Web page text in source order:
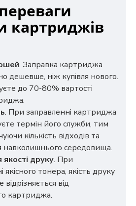
картриджів
. Заправка картриджа
дешевше, ніж купівля нового.
до 70-80% вартості
. При заправленні картриджа
термін його служби, тим
кількість відходів та
навколишнього середовища.
друку. При
якісного тонера, якість друку
від
картриджа.